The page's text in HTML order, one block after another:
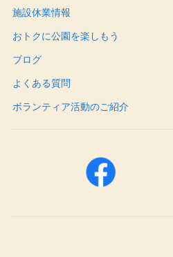
施設休業情報
おトクに公園を楽しもう
ブログ
よくある質問
ボランティア活動のご紹介